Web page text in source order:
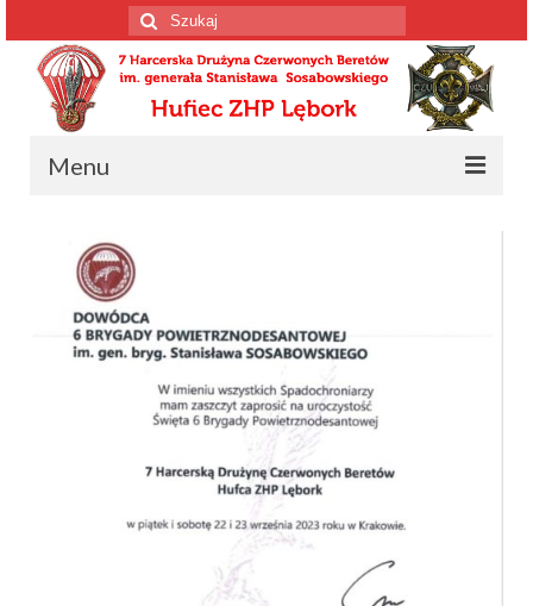
Szuklaj
w:
Menu
Informacja o drużynie
Informacja o drużynie
Wiosenne Wyprawy Czerwonych Beretów
Konstytucja drużyny
Kalendarium
Emblematy (plakietki) i znaki drużyny